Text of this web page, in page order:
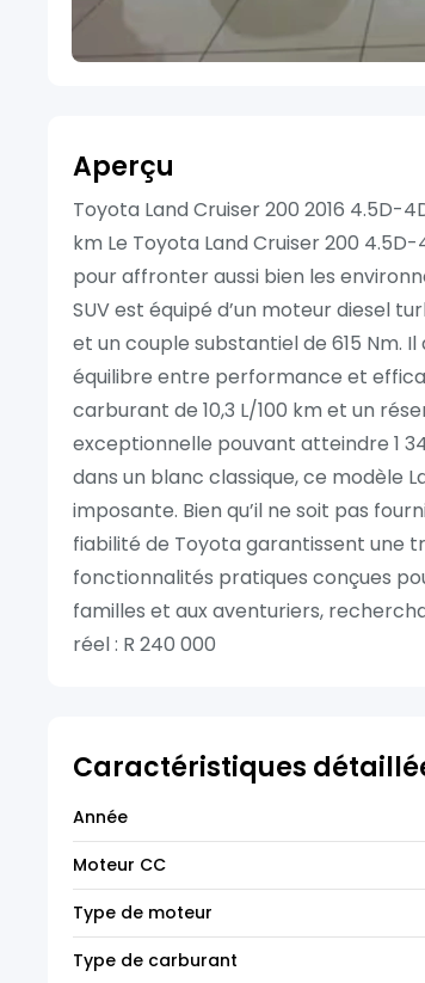
Aperçu
Toyota Land Cruiser 200 2016 4.5D-
km Le Toyota Land Cruiser 200
pour affronter aussi bien les
SUV est équipé d’un moteur diesel
et un couple substantiel de 615 Nm.
équilibre entre performance et
carburant de 10,3 L/100 km et un
exceptionnelle pouvant atteindre 1
dans un blanc classique, ce modèle
imposante. Bien qu’il ne soit pas
fiabilité de Toyota garantissent une
fonctionnalités pratiques conçues
familles et aux aventuriers,
réel : R 240 000
Caractéristiques
Année
Moteur CC
Type de moteur
Type de carburant